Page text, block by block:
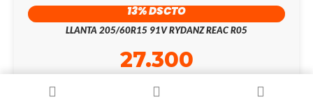
13% DSCTO
LLANTA 205/60R15 91V RYDANZ REAC R05
31.400
27.300